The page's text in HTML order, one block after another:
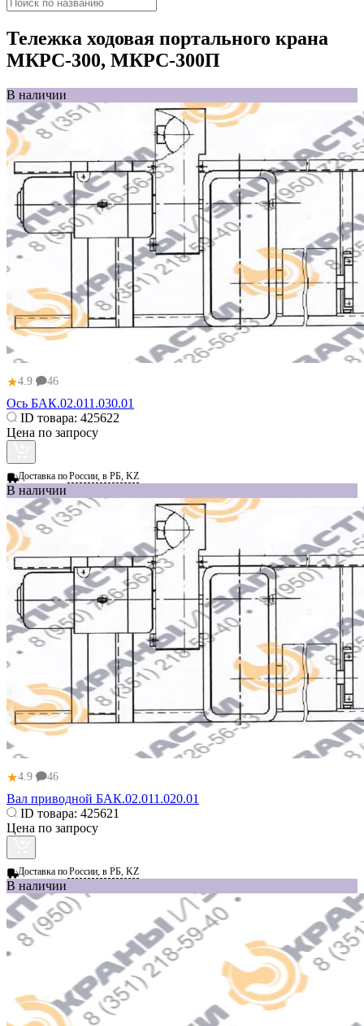
Тележка ходовая портального крана
МКРС-300, МКРС-300П
В наличии
★4.9 46
Ось БАК.02.011.030.01
ID товара: 425622
Цена по запросу
Доставка поРоссии, в РБ, KZ
В наличии
★4.9 46
Вал приводной БАК.02.011.020.01
ID товара: 425621
Цена по запросу
Доставка поРоссии, в РБ, KZ
В наличии